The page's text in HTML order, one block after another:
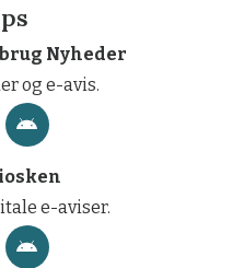
Nyheder
og e-avis.
e-aviser.